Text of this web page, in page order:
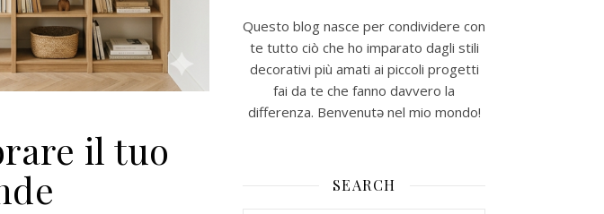
il tuo
Questo blog nasce per condividere con
te tutto ciò che ho imparato dagli stili
decorativi più amati ai piccoli progetti
fai da te che fanno davvero la
differenza. Benvenutə nel mio mondo!
SEARCH